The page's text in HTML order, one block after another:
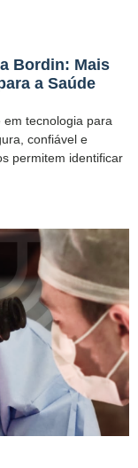
Bordin: Mais
a Saúde
tecnologia para
confiável e
permitem identificar